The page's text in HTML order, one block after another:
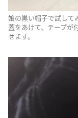
娘の黒い帽子で試して
蓋をあけて、テープが
せます。